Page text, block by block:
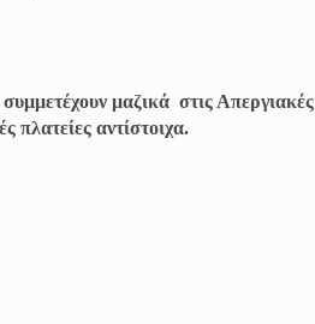
μαζικά στις Απεργιακές
αντίστοιχα.